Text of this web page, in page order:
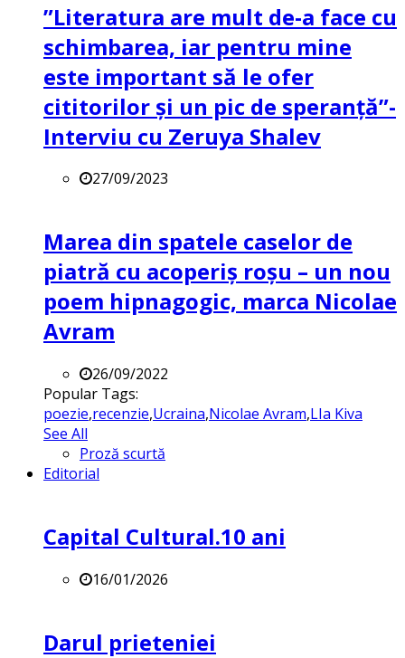
”Literatura are mult de-a face cu
schimbarea, iar pentru mine
este important să le ofer
cititorilor și un pic de speranță”-
Interviu cu Zeruya Shalev
27/09/2023
Marea din spatele caselor de
piatră cu acoperiș roșu – un nou
poem hipnagogic, marca Nicolae
Avram
26/09/2022
Popular Tags:
poezie,recenzie,Ucraina,Nicolae Avram,LIa Kiva
See All
Proză scurtă
Editorial
Capital Cultural.10 ani
16/01/2026
Darul prieteniei